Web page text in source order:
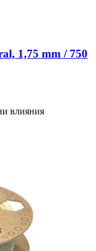
1,75 mm / 750
влияния